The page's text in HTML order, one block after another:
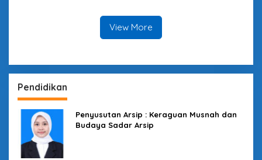
View More
Pendidikan
Penyusutan Arsip : Keraguan Musnah dan
Budaya Sadar Arsip